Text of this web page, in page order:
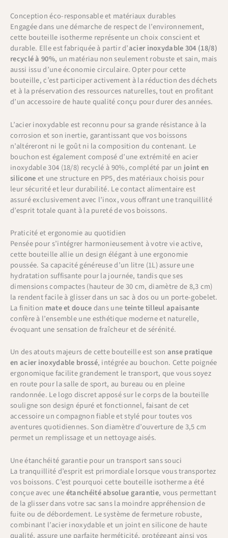
Conception éco-responsable et matériaux durables
Engagée dans une démarche de respect de l’environnement,
cette bouteille isotherme représente un choix conscient et
durable. Elle est fabriquée à partir d’acier inoxydable 304 (18/8)
recyclé à 90%, un matériau non seulement robuste et sain, mais
aussi issu d’une économie circulaire. Opter pour cette
bouteille, c’est participer activement à la réduction des déchets
et à la préservation des ressources naturelles, tout en profitant
d’un accessoire de haute qualité conçu pour durer des années.
L’acier inoxydable est reconnu pour sa grande résistance à la
corrosion et son inertie, garantissant que vos boissons
n’altéreront ni le goût ni la composition du contenant. Le
bouchon est également composé d’une extrémité en acier
inoxydable 304 (18/8) recyclé à 90%, complété par un joint en
siliconeet une structure en PP5, des matériaux choisis pour
leur sécurité et leur durabilité. Le contact alimentaire est
assuré exclusivement avec l’inox, vous offrant une tranquillité
d’esprit totale quant à la pureté de vos boissons.
Praticité et ergonomie au quotidien
Pensée pour s’intégrer harmonieusement à votre vie active,
cette bouteille allie un design élégant à une ergonomie
poussée. Sa capacité généreuse d’un litre (1L) assure une
hydratation suffisante pour la journée, tandis que ses
dimensions compactes (hauteur de 30 cm, diamètre de 8,3 cm)
la rendent facile à glisser dans un sac à dos ou un porte-gobelet.
La finition mate et doucedans uneteinte tilleul apaisante
confère à l’ensemble une esthétique moderne et naturelle,
évoquant une sensation de fraîcheur et de sérénité.
Un des atouts majeurs de cette bouteille est son anse pratique
en acier inoxydable brossé, intégrée au bouchon. Cette poignée
ergonomique facilite grandement le transport, que vous soyez
en route pour la salle de sport, au bureau ou en pleine
randonnée. Le logo discret apposé sur le corps de la bouteille
souligne son design épuré et fonctionnel, faisant de cet
accessoire un compagnon fiable et stylé pour toutes vos
aventures quotidiennes. Son diamètre d’ouverture de 3,5 cm
permet un remplissage et un nettoyage aisés.
Une étanchéité garantie pour un transport sans souci
La tranquillité d’esprit est primordiale lorsque vous transportez
vos boissons. C’est pourquoi cette bouteille isotherme a été
conçue avec uneétanchéité absolue garantie, vous permettant
de la glisser dans votre sac sans la moindre appréhension de
fuite ou de débordement. Le système de fermeture robuste,
combinant l’acier inoxydable et un joint en silicone de haute
qualité, assure une parfaite herméticité, protégeant ainsi vos